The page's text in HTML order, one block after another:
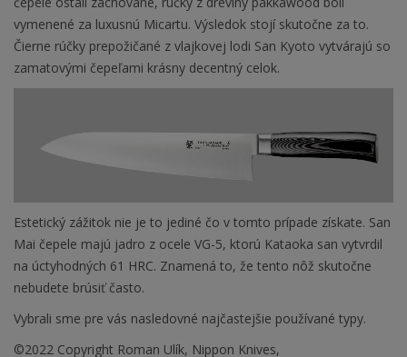
vymenené za luxusnú Micartu. Výsledok stojí skutočne za to.
Čierne rúčky prepožičané z vlajkovej lodi San Kyoto vytvárajú so
zamatovými čepeľami krásny decentný celok.
Estetický zážitok nie je to jediné čo v tomto prípade získate. San
Mai čepele majú jadro z ocele VG-5, ktorú Kataoka san vytvrdil
na úctyhodných 61 HRC. Znamená to, že tento nôž skutočne
nebudete brúsiť často.
Vybrali sme pre vás nasledovné najčastejšie používané typy.
©2022 Copyright Roman Ulík, Nippon Knives,